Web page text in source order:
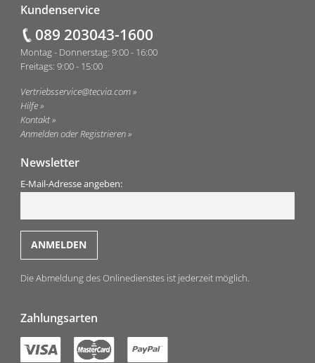
Kundenservice
089 203043-1600
Montag - Donnerstag: 9:00 - 16:00
Freitags: 9:00 - 15:00
Vertriebsservice@tecvia.com
Hilfe
Kontakt
Anmelden oder Registrieren
Newsletter
E-Mail-Adresse angeben:
Die Abmeldung des Onlinedienstes ist jederzeit möglich.
Zahlungsarten